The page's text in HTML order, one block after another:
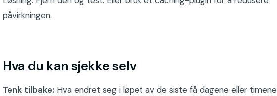
påvirkningen.
Hva du kan sjekke selv
Tenk tilbake: Hva endret seg i løpet av de siste få dagene eller